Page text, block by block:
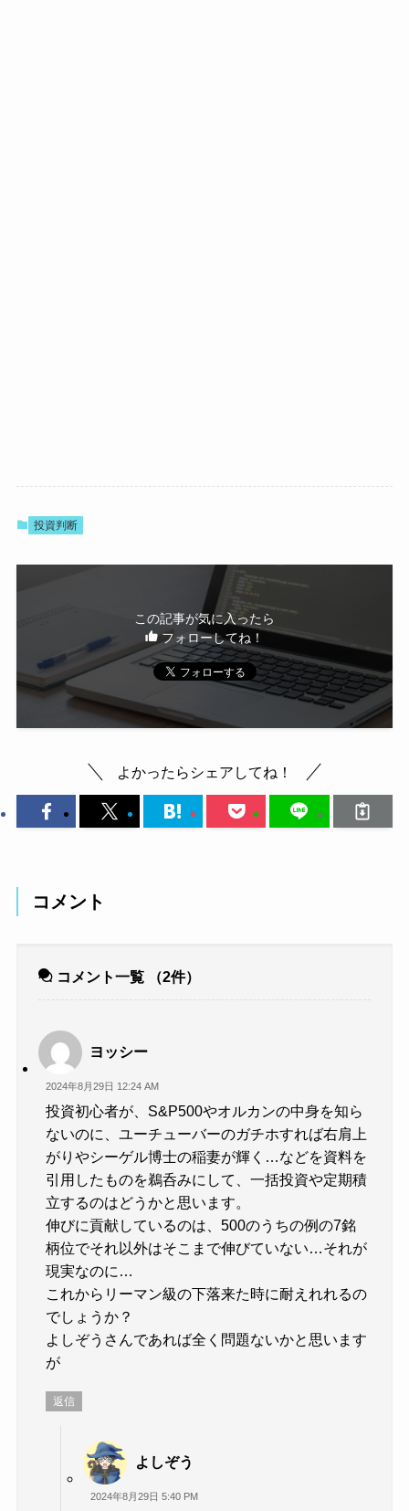
投資判断
この記事が気に入ったら
フォローしてね！
よかったらシェアしてね！
コメント
コメント一覧 （2件）
ヨッシー
2024年8月29日 12:24 AM
投資初心者が、S&P500やオルカンの中身を知ら
ないのに、ユーチューバーのガチホすれば右肩上
がりやシーゲル博士の稲妻が輝く…などを資料を
引用したものを鵜呑みにして、一括投資や定期積
立するのはどうかと思います。
伸びに貢献しているのは、500のうちの例の7銘
柄位でそれ以外はそこまで伸びていない…それが
現実なのに…
これからリーマン級の下落来た時に耐えれれるの
でしょうか？
よしぞうさんであれば全く問題ないかと思います
が
返信
よしぞう
2024年8月29日 5:40 PM